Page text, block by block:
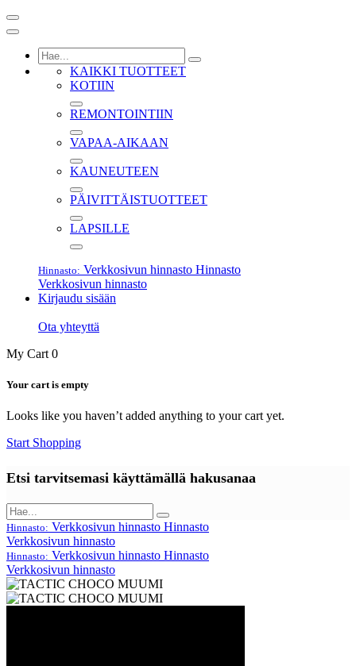
KAIKKI TUOTTEET
KOTIIN
REMONTOINTIIN
VAPAA-AIKAAN
KAUNEUTEEN
PÄIVITTÄISTUOTTEET
LAPSILLE
Hinnasto: Verkkosivun hinnasto Hinnasto
Verkkosivun hinnasto
Kirjaudu sisään
Ota yhteyttä
My Cart 0
Your cart is empty
Looks like you haven’t added anything to your cart yet.
Start Shopping
Etsi tarvitsemasi käyttämällä hakusanaa
Hinnasto: Verkkosivun hinnasto Hinnasto
Verkkosivun hinnasto
Hinnasto: Verkkosivun hinnasto Hinnasto
Verkkosivun hinnasto